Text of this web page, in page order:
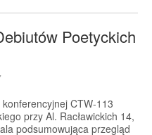
Poetyckich
CTW-113
przy Al. Racławickich 14,
podsumowująca przegląd